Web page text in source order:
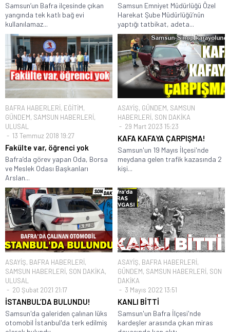
Samsun’un Bafra ilçesinde çıkan
yangında tek katlı bağ evi
kullanılamaz...
Samsun Emniyet Müdürlüğü Özel
Harekat Şube Müdürlüğü’nün
yaptığı tatbikat, adeta...
BAFRA HABERLERİ, EĞİTİM,
GÜNDEM, SAMSUN HABERLERİ,
ULUSAL
13 Temmuz 2018 19:27
Fakülte var, öğrenci yok
Bafra’da görev yapan Oda, Borsa
ve Meslek Odası Başkanları
Arslan...
ASAYİŞ, GÜNDEM, SAMSUN
HABERLERİ, SON DAKİKA
29 Mart 2023 15:23
KAFA KAFAYA ÇARPIŞMA!
Samsun'un 19 Mayıs İlçesi'nde
meydana gelen trafik kazasında 2
kişi...
ASAYİŞ, BAFRA HABERLERİ,
SAMSUN HABERLERİ, SON DAKİKA,
ULUSAL
20 Şubat 2021 21:17
İSTANBUL’DA BULUNDU!
Samsun'da galeriden çalınan lüks
otomobil İstanbul'da terk edilmiş
ASAYİŞ, BAFRA HABERLERİ,
GÜNDEM, SAMSUN HABERLERİ, SON
DAKİKA
3 Mayıs 2022 13:51
KANLI BİTTİ
Samsun'un Bafra İlçesi'nde
kardeşler arasında çıkan miras